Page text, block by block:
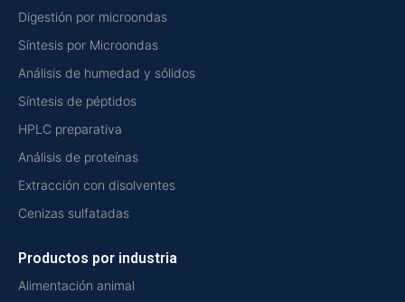
Digestión por microondas
Síntesis por Microondas
Análisis de humedad y sólidos
Síntesis de péptidos
HPLC preparativa
Análisis de proteínas
Extracción con disolventes
Cenizas sulfatadas
Productos por industria
Alimentación animal